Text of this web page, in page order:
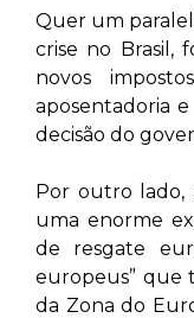
Quer um
crise no Brasil,
novos
aposentadoria
decisão do
Por outro lado,
uma enorme
de resgate
europeus” que
da Zona do